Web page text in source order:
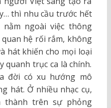
thì nhu cầu trước hết
ngoài việc thông
hệ rối rắm, không
hát khiến cho mọi loại
quanh trục ca là chính.
đời có xu hướng mô
hát. Ở nhiều nhạc cụ,
thành trên sự phỏng